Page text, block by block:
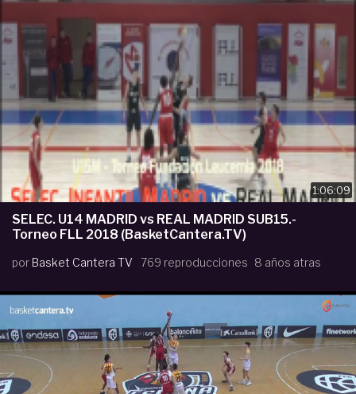
1:06:09
SELEC. U14 MADRID vs REAL MADRID SUB15.-
Torneo FLL 2018 (BasketCantera.TV)
por Basket Cantera TV 769 reproducciones 8 años atras